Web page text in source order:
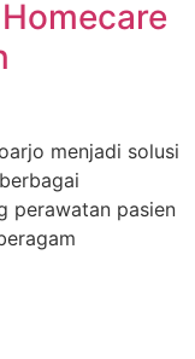
menjadi solusi
perawatan pasien